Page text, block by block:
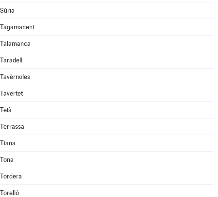
Súria
Tagamanent
Talamanca
Taradell
Tavèrnoles
Tavertet
Teià
Terrassa
Tiana
Tona
Tordera
Torelló